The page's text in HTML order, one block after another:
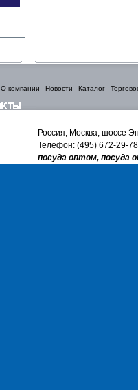
О компании Новости Каталог
Россия, Москва, шоссе
Телефон: (495) 672-29-
посуда оптом, посуда